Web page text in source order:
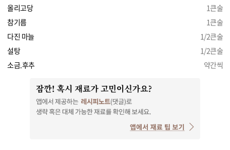
올리고당
1큰술
참기름
1큰술
다진 마늘
1/2큰술
설탕
1/2큰술
소금.후추
약간씩